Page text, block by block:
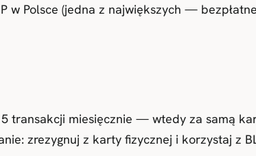
w Polsce (jedna z największych —
transakcji miesięcznie — wtedy za samą
zrezygnuj z karty fizycznej i korzystaj z